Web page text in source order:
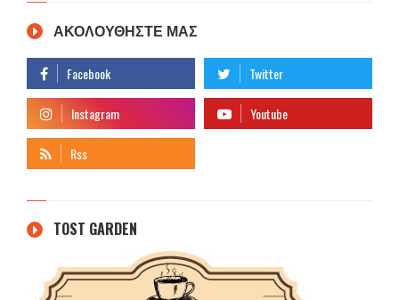
ΑΚΟΛΟΥΘΗΣΤΕ ΜΑΣ
TOST GARDEN